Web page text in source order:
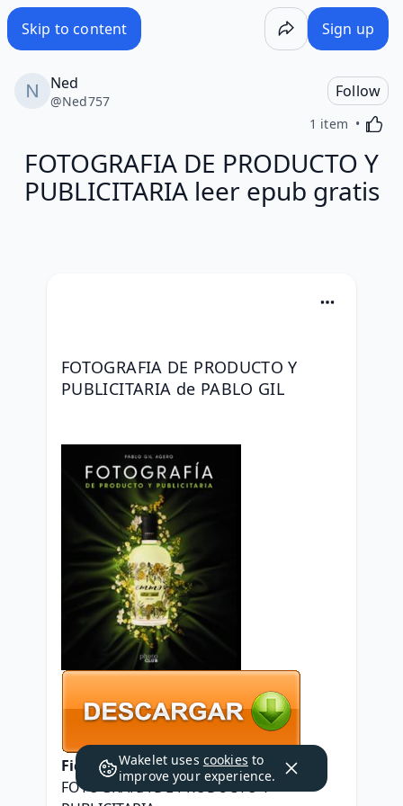
Skip to content Sign up
Ned
@Ned757
Follow
1 item
FOTOGRAFIA DE PRODUCTO Y
PUBLICITARIA leer epub gratis
FOTOGRAFIA DE PRODUCTO Y
PUBLICITARIA de PABLO GIL
Ficha técnica
FOTOGRAFIA DE PRODUCTO Y
Wakelet uses cookies to
improve your experience.